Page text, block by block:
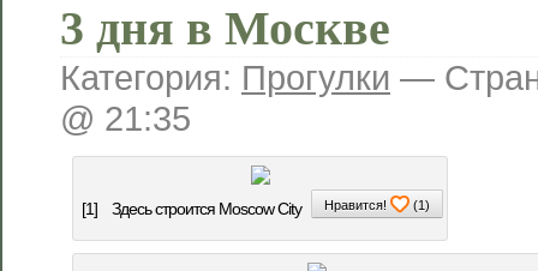
3 дня в Москве
Категория: Прогулки —
@ 21:35
[1] Здесь строится Moscow City Нравится! (1 )